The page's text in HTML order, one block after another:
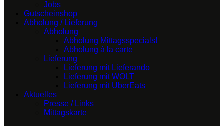
Jobs
Gutscheinshop
Abholung / Lieferung
Abholung
Abholung Mittagsspecials!
Abholung á la carte
Lieferung
Lieferung mit Lieferando
Lieferung mit WOLT
Lieferung mit UberEats
Aktuelles
Presse / Links
Mittagskarte